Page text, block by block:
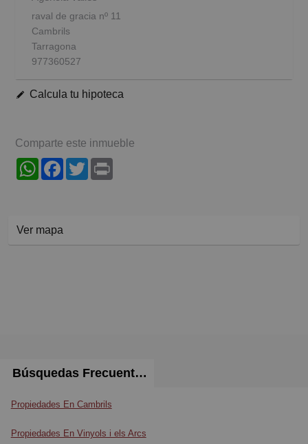
raval de gracia nº 11
Cambrils
Tarragona
977360527
Calcula tu hipoteca
Comparte este inmueble
WhatsAppFacebook
Twitter
Ver mapa
Búsquedas Frecuentes
Propiedades En Cambrils
Propiedades En Vinyols i els Arcs